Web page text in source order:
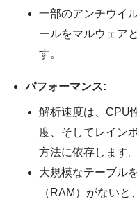
一部のアンチウイ
ールをマルウェア
す。
パフォーマンス:
解析速度は、CPU
度、そしてレイン
方法に依存します。
大規模なテーブル
（RAM）がない